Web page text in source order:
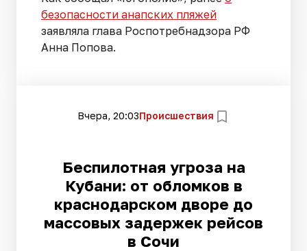
безопасности анапских пляжей
заявляла глава Роспотребнадзора РФ
Анна Попова.
Вчера, 20:03Происшествия
Беспилотная угроза на
Кубани: от обломков в
краснодарском дворе до
массовых задержек рейсов
в Сочи